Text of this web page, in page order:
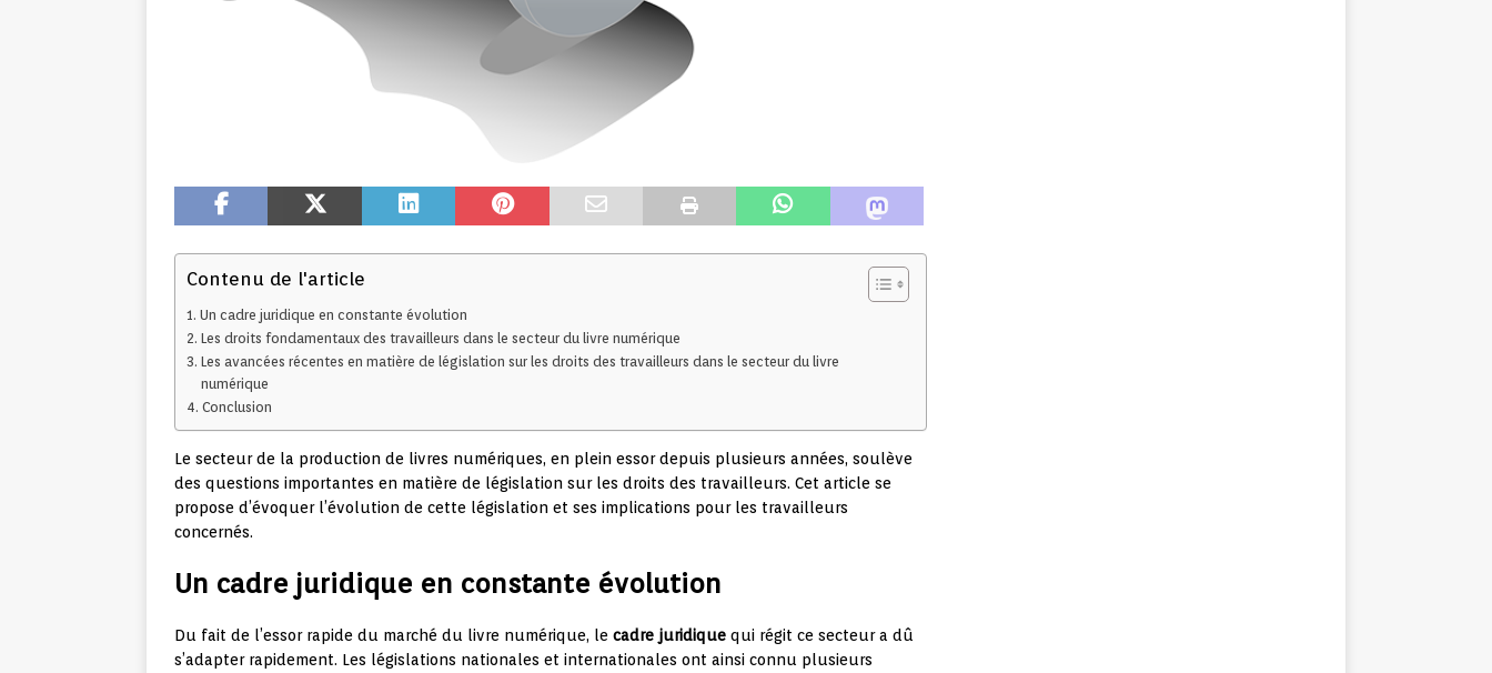
Contenu de l'article
Un cadre juridique en constante évolution
Les droits fondamentaux des travailleurs dans le secteur du livre numérique
Les avancées récentes en matière de législation sur les droits des travailleurs dans le secteur du livre
numérique
Conclusion
Le secteur de la production de livres numériques, en plein essor depuis plusieurs années, soulève
des questions importantes en matière de législation sur les droits des travailleurs. Cet article se
propose d’évoquer l’évolution de cette législation et ses implications pour les travailleurs
concernés.
Un cadre juridique en constante évolution
Du fait de l’essor rapide du marché du livre numérique, le cadre juridique qui régit ce secteur a dû
s’adapter rapidement. Les législations nationales et internationales ont ainsi connu plusieurs